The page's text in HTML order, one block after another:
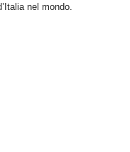
nel mondo.